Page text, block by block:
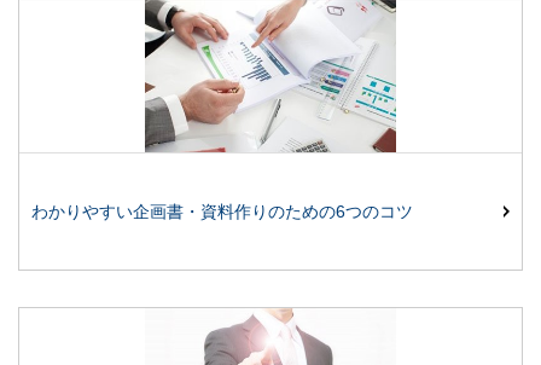
わかりやすい企画書・資料作りのための6つのコツ